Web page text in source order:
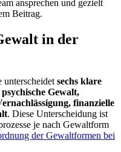
ansprechen und gezielt
Beitrag.
in der
sechs klare
Gewalt,
finanzielle
. Diese Unterscheidung ist
je nach Gewaltform
der Gewaltformen bei